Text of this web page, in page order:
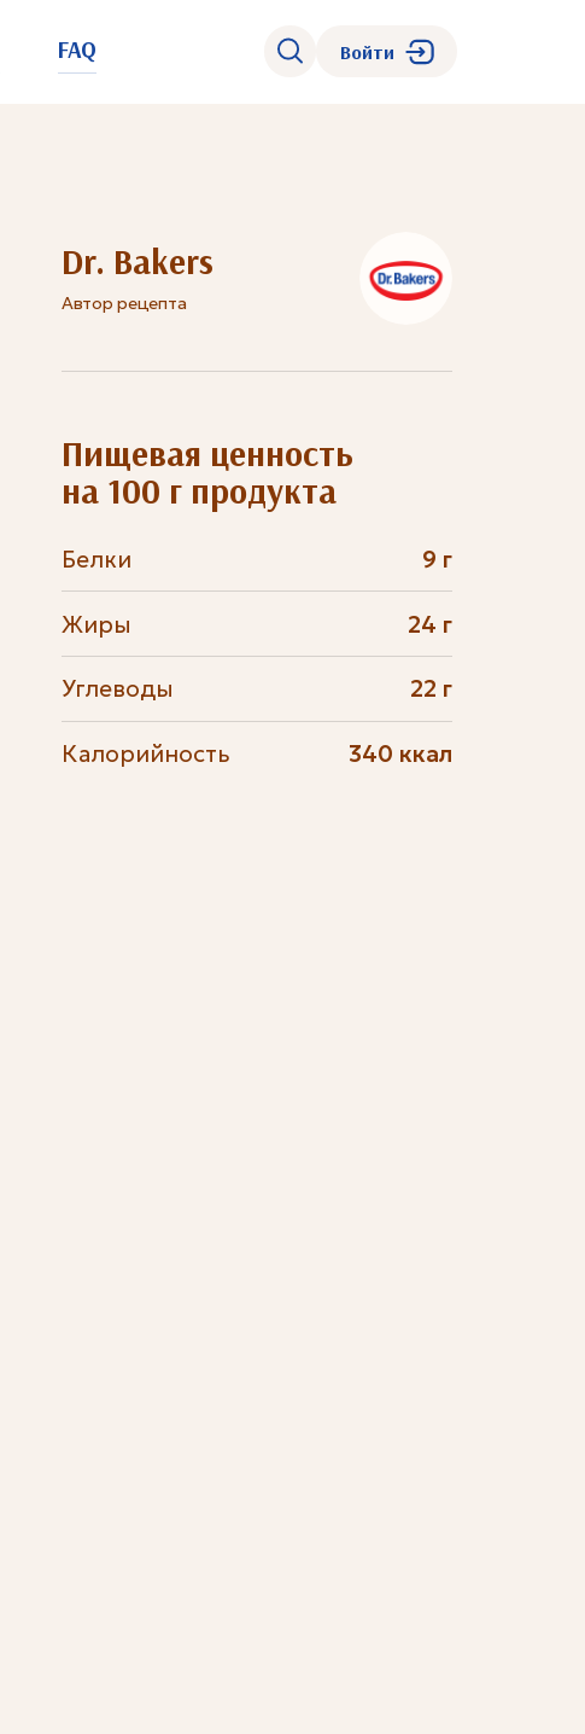
FAQ Войти
Dr. Bakers
Автор рецепта
Пищевая ценность
на 100 г продукта
Белки 9 г
Жиры 24 г
Углеводы 22 г
Калорийность 340 ккал